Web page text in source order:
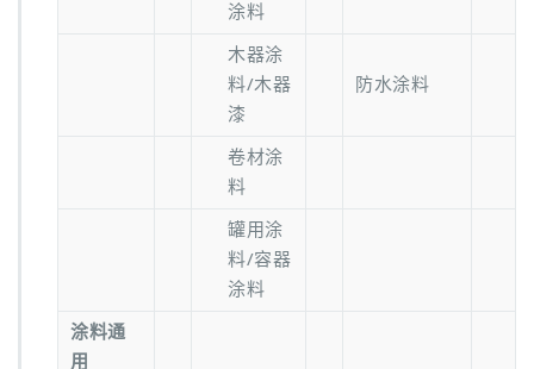
涂料
木器涂
料/木器
漆
防水涂料
卷材涂
料
罐用涂
料/容器
涂料
涂料通
用